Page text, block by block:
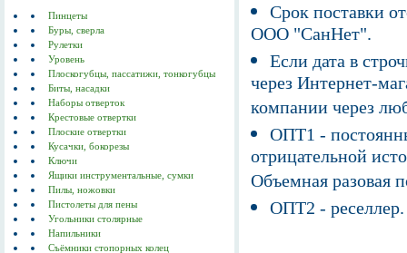
Пинцеты
Буры, сверла
Рулетки
Уровень
Плоскогубцы, пассатижи, тонкогубцы
Биты, насадки
Наборы отверток
Крестовые отвертки
Плоские отвертки
Кусачки, бокорезы
Ключи
Ящики инструментальные, сумки
Пилы, ножовки
Пистолеты для пены
Угольники столярные
Напильники
Съёмники стопорных колец
Срок поставки
ООО "СанНет".
Если дата в
через Интернет-
компании через
ОПТ1 -
отрицательной
Объемная разовая
ОПТ2 -